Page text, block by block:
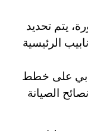
يتم تحديد
الرئيسية
على خطط
الصيانة